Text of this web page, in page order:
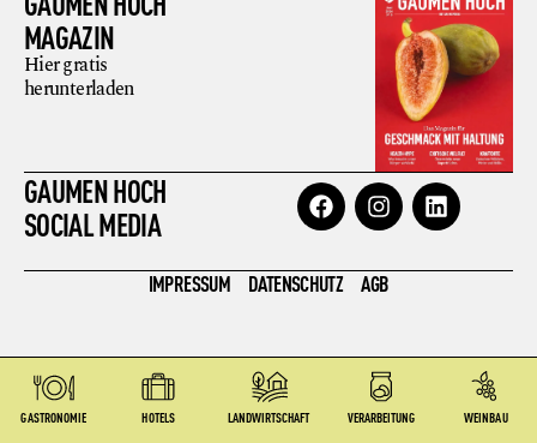
MAGAZIN
Hier gratis
herunterladen
GAUMEN HOCH
SOCIAL MEDIA
IMPRESSUM DATENSCHUTZ AGB
GASTRONOMIE HOTELS LANDWIRTSCHAFT VERARBEITUNG WEINBAU